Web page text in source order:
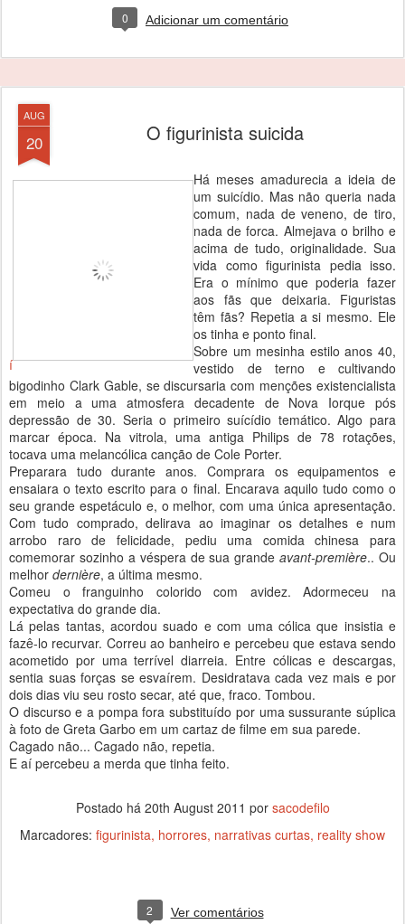
0 Adicionar um comentário
AUG
20 O figurinista suicida
í
Há meses amadurecia a ideia de
um suicídio. Mas não queria nada
comum, nada de veneno, de tiro,
nada de forca. Almejava o brilho e
acima de tudo, originalidade. Sua
vida como figurinista pedia isso.
Era o mínimo que poderia fazer
aos fãs que deixaria. Figuristas
têm fãs? Repetia a si mesmo. Ele
os tinha e ponto final.
Sobre um mesinha estilo anos 40,
vestido de terno e cultivando
bigodinho Clark Gable, se discursaria com menções existencialista
em meio a uma atmosfera decadente de Nova Iorque pós
depressão de 30. Seria o primeiro suícídio temático. Algo para
marcar época. Na vitrola, uma antiga Philips de 78 rotações,
tocava uma melancólica canção de Cole Porter.
Preparara tudo durante anos. Comprara os equipamentos e
ensaiara o texto escrito para o final. Encarava aquilo tudo como o
seu grande espetáculo e, o melhor, com uma única apresentação.
Com tudo comprado, delirava ao imaginar os detalhes e num
arrobo raro de felicidade, pediu uma comida chinesa para
comemorar sozinho a véspera de sua grandeavant-première.. Ou
melhor dernière, a última mesmo.
Comeu o franguinho colorido com avidez. Adormeceu na
expectativa do grande dia.
Lá pelas tantas, acordou suado e com uma cólica que insistia e
fazê-lo recurvar. Correu ao banheiro e percebeu que estava sendo
acometido por uma terrível diarreia. Entre cólicas e descargas,
sentia suas forças se esvaírem. Desidratava cada vez mais e por
dois dias viu seu rosto secar, até que, fraco. Tombou.
O discurso e a pompa fora substituído por uma sussurante súplica
à foto de Greta Garbo em um cartaz de filme em sua parede.
Cagado não... Cagado não, repetia.
E aí percebeu a merda que tinha feito.
Postado há 20th August 2011 por sacodefilo
Marcadores: figurinista horrores narrativas curtas reality show
2 Ver comentários